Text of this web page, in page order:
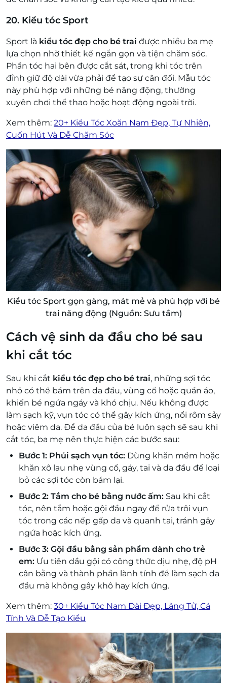
20. Kiểu tóc Sport
Sport là kiểu tóc đẹp cho bé trai được nhiều ba mẹ
lựa chọn nhờ thiết kế ngắn gọn và tiện chăm sóc.
Phần tóc hai bên được cắt sát, trong khi tóc trên
đỉnh giữ độ dài vừa phải để tạo sự cân đối. Mẫu tóc
này phù hợp với những bé năng động, thường
xuyên chơi thể thao hoặc hoạt động ngoài trời.
Xem thêm: 20+ Kiểu Tóc Xoăn Nam Đẹp, Tự Nhiên,
Cuốn Hút Và Dễ Chăm Sóc
Kiểu tóc Sport gọn gàng, mát mẻ và phù hợp với bé
trai năng động (Nguồn: Sưu tầm)
Cách vệ sinh da đầu cho bé sau
khi cắt tóc
Sau khi cắt kiểu tóc đẹp cho bé trai, những sợi tóc
nhỏ có thể bám trên da đầu, vùng cổ hoặc quần áo,
khiến bé ngứa ngáy và khó chịu. Nếu không được
làm sạch kỹ, vụn tóc có thể gây kích ứng, nổi rôm sảy
hoặc viêm da. Để da đầu của bé luôn sạch sẽ sau khi
cắt tóc, ba mẹ nên thực hiện các bước sau:
Bước 1: Phủi sạch vụn tóc: Dùng khăn mềm hoặc
khăn xô lau nhẹ vùng cổ, gáy, tai và da đầu để loại
bỏ các sợi tóc còn bám lại.
Bước 2: Tắm cho bé bằng nước ấm: Sau khi cắt
tóc, nên tắm hoặc gội đầu ngay để rửa trôi vụn
tóc trong các nếp gấp da và quanh tai, tránh gây
ngứa hoặc kích ứng.
Bước 3: Gội đầu bằng sản phẩm dành cho trẻ
em: Ưu tiên dầu gội có công thức dịu nhẹ, độ pH
cân bằng và thành phần lành tính để làm sạch da
đầu mà không gây khô hay kích ứng.
Xem thêm: 30+ Kiểu Tóc Nam Dài Đẹp, Lãng Tử, Cá
Tính Và Dễ Tạo Kiểu